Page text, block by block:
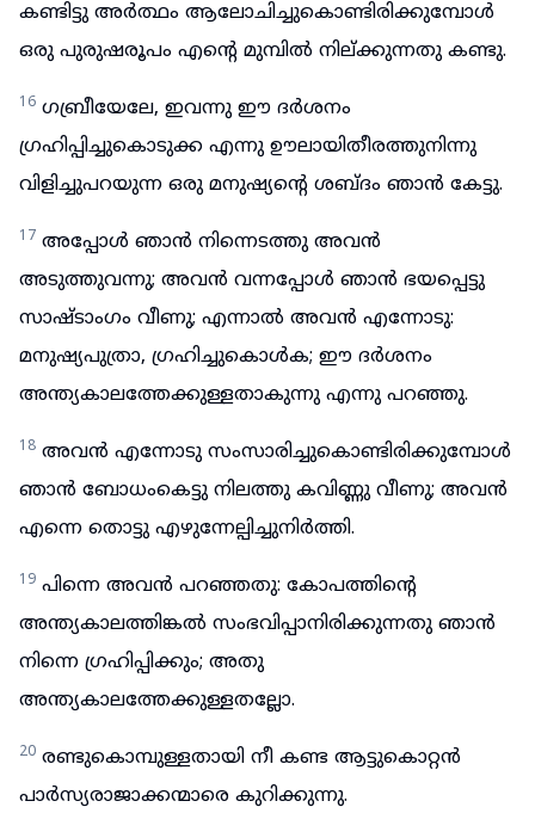
കണ്ടിട്ടു അർത്ഥം ആലോചിച്ചുകൊണ്ടിരിക്കുമ്പോൾ
ഒരു പുരുഷരൂപം എന്റെ മുമ്പിൽ നില്ക്കുന്നതു കണ്ടു.
16 ഗബ്രീയേലേ, ഇവന്നു ഈ ദർശനം
ഗ്രഹിപ്പിച്ചുകൊടുക്ക എന്നു ഊലായിതീരത്തുനിന്നു
വിളിച്ചുപറയുന്ന ഒരു മനുഷ്യന്റെ ശബ്ദം ഞാൻ കേട്ടു.
17 അപ്പോൾ ഞാൻ നിന്നെടത്തു അവൻ
അടുത്തുവന്നു; അവൻ വന്നപ്പോൾ ഞാൻ ഭയപ്പെട്ടു
സാഷ്ടാംഗം വീണു; എന്നാൽ അവൻ എന്നോടു:
മനുഷ്യപുത്രാ, ഗ്രഹിച്ചുകൊൾക; ഈ ദർശനം
അന്ത്യകാലത്തേക്കുള്ളതാകുന്നു എന്നു പറഞ്ഞു.
18 അവൻ എന്നോടു സംസാരിച്ചുകൊണ്ടിരിക്കുമ്പോൾ
ഞാൻ ബോധംകെട്ടു നിലത്തു കവിണ്ണു വീണു; അവൻ
എന്നെ തൊട്ടു എഴുന്നേല്പിച്ചുനിർത്തി.
19 പിന്നെ അവൻ പറഞ്ഞതു: കോപത്തിന്റെ
അന്ത്യകാലത്തിങ്കൽ സംഭവിപ്പാനിരിക്കുന്നതു ഞാൻ
നിന്നെ ഗ്രഹിപ്പിക്കും; അതു
അന്ത്യകാലത്തേക്കുള്ളതല്ലോ.
20 രണ്ടുകൊമ്പുള്ളതായി നീ കണ്ട ആട്ടുകൊറ്റൻ
പാർസ്യരാജാക്കന്മാരെ കുറിക്കുന്നു.